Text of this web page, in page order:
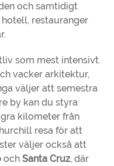
och samtidigt
restauranger
som mest intensivt.
vacker arkitektur,
väljer att semestra
by kan du styra
kilometer från
resa för att
väljer också att
och Santa Cruz, där